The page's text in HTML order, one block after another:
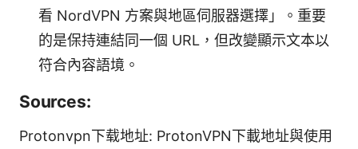
看 NordVPN 方案與地區伺服器選擇」。重要
的是保持連結同一個 URL，但改變顯示文本以
符合內容語境。
Sources:
Protonvpn下载地址: ProtonVPN下載地址與使用